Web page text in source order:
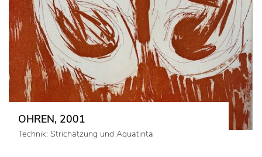
OHREN, 2001
Technik: Strichätzung und Aquatinta